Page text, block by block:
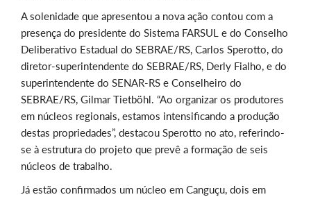
A solenidade que apresentou a nova ação contou com a
presença do presidente do Sistema FARSUL e do Conselho
Deliberativo Estadual do SEBRAE/RS, Carlos Sperotto, do
diretor-superintendente do SEBRAE/RS, Derly Fialho, e do
superintendente do SENAR-RS e Conselheiro do
SEBRAE/RS, Gilmar Tietböhl. “Ao organizar os produtores
em núcleos regionais, estamos intensificando a produção
destas propriedades”, destacou Sperotto no ato, referindo-
se à estrutura do projeto que prevê a formação de seis
núcleos de trabalho.
Já estão confirmados um núcleo em Canguçu, dois em